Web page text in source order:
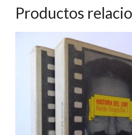
por
Hanna
Schygulla,
Isabelle
Marcello
|
Piera
Productos